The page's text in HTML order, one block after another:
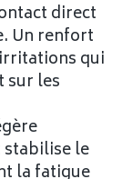
direct
Un renfort
qui
sur les
le
la fatigue